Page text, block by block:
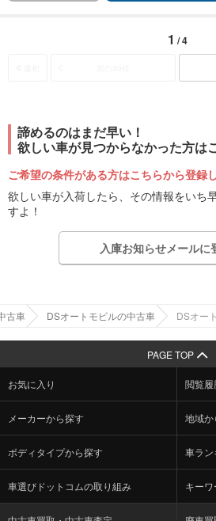
1 / 4
諦めるのはまだ早い！
欲しい車が見つからなかった方は
ご希望の条件がある方はこちらから登録
欲しい車が入荷したら、その情報をいち
すよ！
入庫お知らせメールに
古車 DSオートモビルの中古車 DSオー
PAGE TOP
お気に入り 閲覧履
メーカーから探す 地域
ボディタイプから探す 車ラ
車選びドットコムの取り組み キー